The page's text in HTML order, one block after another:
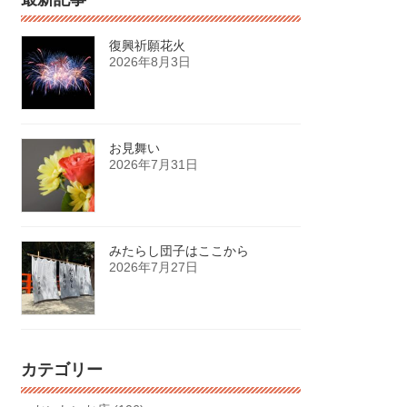
復興祈願花火
2026年8月3日
お見舞い
2026年7月31日
みたらし団子はここから
2026年7月27日
カテゴリー